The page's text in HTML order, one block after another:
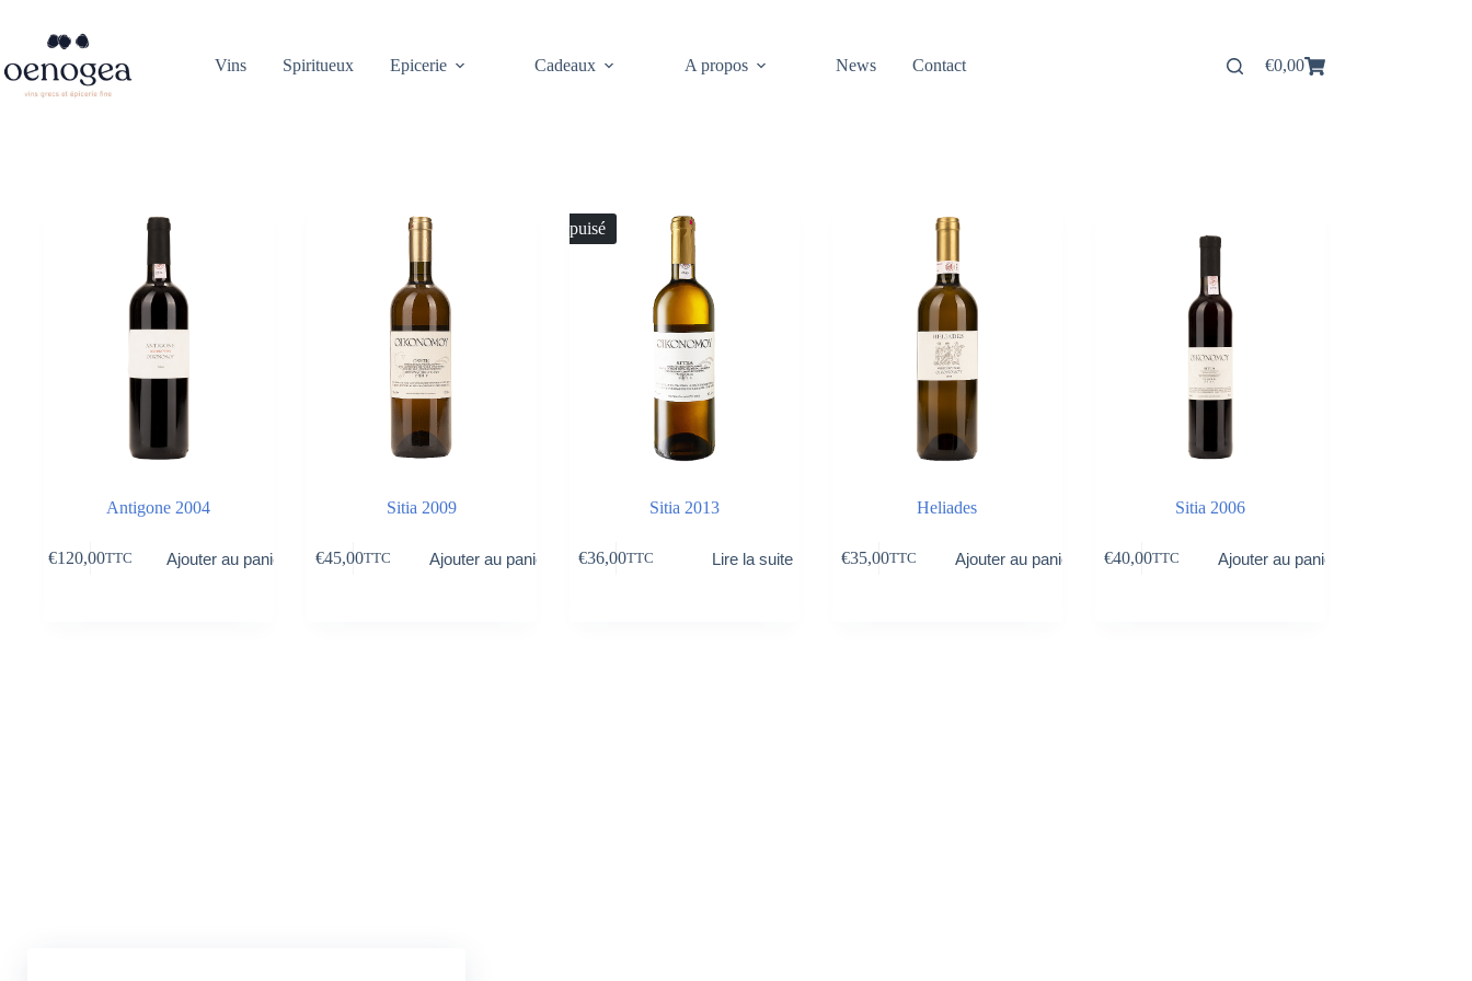
contenu
Vins
Spiritueux Epicerie Cadeaux A propos News Contact
Panier
€0,00
Antigone 2004
€120,00TTC Ajouter au panier
Sitia 2009
€45,00TTC Ajouter au panier
Épuisé
Sitia 2013
€36,00TTC Lire la suite
Heliades
€35,00TTC Ajouter au panier
Sitia 2006
€40,00TTC Ajouter au panier